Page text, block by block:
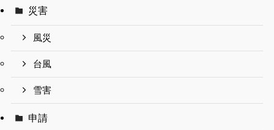
災害
風災
台風
雪害
申請